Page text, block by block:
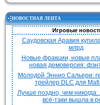
НОВОСТНАЯ ЛЕНТА
Игровые
Саудовская Аравия
млрд
Новые фракции, новые
новая демоверсия:
Молодой Эннио Сальери:
трейлер DLC для
Лучше поздно, чем никогда:
всё-таки вышла в